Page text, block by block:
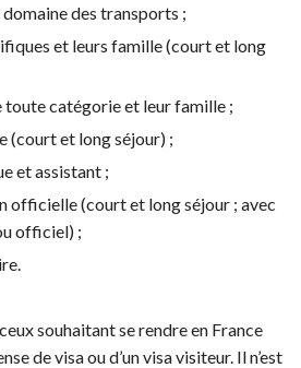
des transports ;
et leurs famille (court et long
catégorie et leur famille ;
et long séjour) ;
et assistant ;
(court et long séjour ; avec
officiel) ;
souhaitant se rendre en France
de visa ou d’un visa visiteur. Il n’est